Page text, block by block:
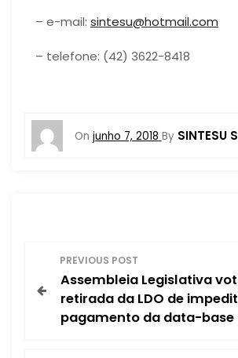
– e-mail: sintesu@hotmail.com
– telefone: (42) 3622-8418
On junho 7, 2018 By SINTESU
a
PREVIOUS POST
Assembleia Legislativa
retirada da LDO de
pagamento da data-base